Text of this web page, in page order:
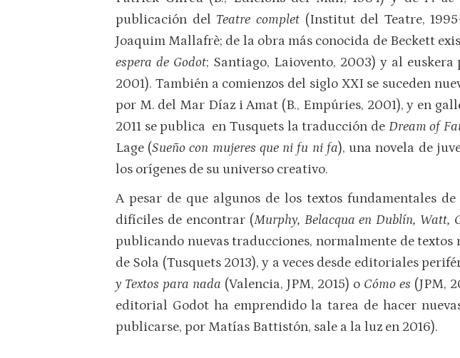
publicación del Teatre complet (Institut del Teatre,
Joaquim Mallafrè; de la obra más conocida de Beckett
espera de Godot; Santiago, Laiovento, 2003) y al euskera
2001). También a comienzos del siglo XXI se suceden
por M. del Mar Díaz i Amat (B., Empúries, 2001), y en
2011 se publica en Tusquets la traducción de Dream of
Lage (Sueño con mujeres que ni fu ni fa), una novela de
los orígenes de su universo creativo.
A pesar de que algunos de los textos fundamentales
difíciles de encontrar (Murphy, Belacqua en Dublín, Watt,
publicando nuevas traducciones, normalmente de textos
de Sola (Tusquets 2013), y a veces desde editoriales
y Textos para nada (Valencia, JPM, 2015) o Cómo es (JPM,
editorial Godot ha emprendido la tarea de hacer
publicarse, por Matías Battistón, sale a la luz en 2016).